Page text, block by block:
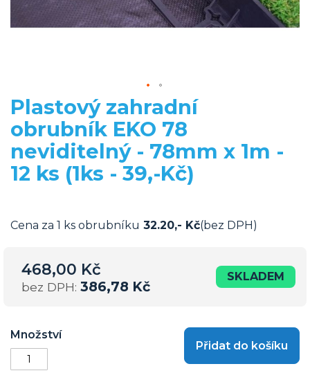
Přeskočit
na
začátek
galerie
s
obrázky
Plastový zahradní
obrubník EKO 78
neviditelný - 78mm x 1m -
12 ks (1ks - 39,-Kč)
Cena za 1 ks obrubníku 32.20,- Kč(bez DPH)
468,00 Kč
386,78 Kč
SKLADEM
Množství
Přidat do košíku